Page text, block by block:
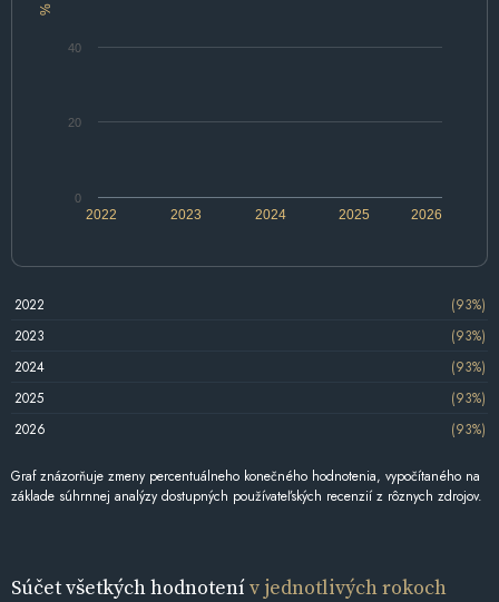
%
2022 2024 2026
2023 2025
0
20
40
2022
(93%)
2023
(93%)
2024
(93%)
2025
(93%)
2026
(93%)
Graf znázorňuje zmeny percentuálneho konečného hodnotenia, vypočítaného na
základe súhrnnej analýzy dostupných používateľských recenzií z rôznych zdrojov.
Súčet všetkých hodnotenív jednotlivých rokoch